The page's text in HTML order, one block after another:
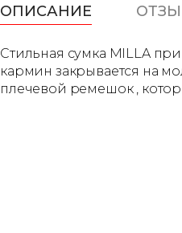
ОПИСАНИЕ
Стильная сумка MILLA
кармин закрывается на
плечевой ремешок ,